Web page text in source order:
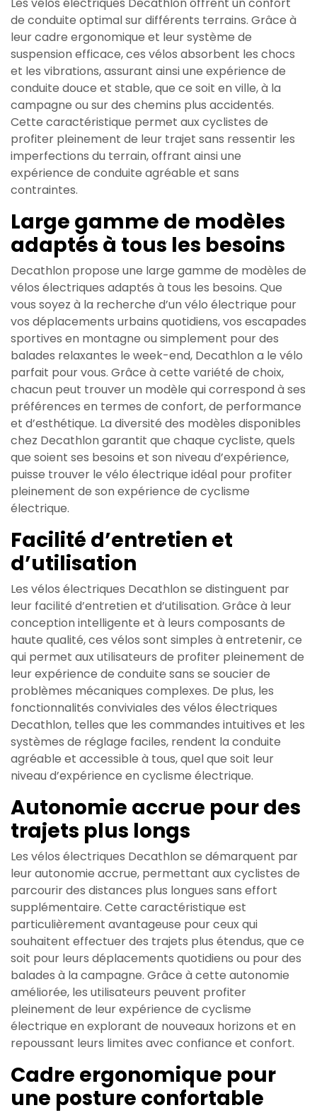
de conduite optimal sur différents terrains. Grâce à
leur cadre ergonomique et leur système de
suspension efficace, ces vélos absorbent les chocs
et les vibrations, assurant ainsi une expérience de
conduite douce et stable, que ce soit en ville, à la
campagne ou sur des chemins plus accidentés.
Cette caractéristique permet aux cyclistes de
profiter pleinement de leur trajet sans ressentir les
imperfections du terrain, offrant ainsi une
expérience de conduite agréable et sans
contraintes.
Large gamme de modèles
adaptés à tous les besoins
Decathlon propose une large gamme de modèles de
vélos électriques adaptés à tous les besoins. Que
vous soyez à la recherche d’un vélo électrique pour
vos déplacements urbains quotidiens, vos escapades
sportives en montagne ou simplement pour des
balades relaxantes le week-end, Decathlon a le vélo
parfait pour vous. Grâce à cette variété de choix,
chacun peut trouver un modèle qui correspond à ses
préférences en termes de confort, de performance
et d’esthétique. La diversité des modèles disponibles
chez Decathlon garantit que chaque cycliste, quels
que soient ses besoins et son niveau d’expérience,
puisse trouver le vélo électrique idéal pour profiter
pleinement de son expérience de cyclisme
électrique.
Facilité d’entretien et
d’utilisation
Les vélos électriques Decathlon se distinguent par
leur facilité d’entretien et d’utilisation. Grâce à leur
conception intelligente et à leurs composants de
haute qualité, ces vélos sont simples à entretenir, ce
qui permet aux utilisateurs de profiter pleinement de
leur expérience de conduite sans se soucier de
problèmes mécaniques complexes. De plus, les
fonctionnalités conviviales des vélos électriques
Decathlon, telles que les commandes intuitives et les
systèmes de réglage faciles, rendent la conduite
agréable et accessible à tous, quel que soit leur
niveau d’expérience en cyclisme électrique.
Autonomie accrue pour des
trajets plus longs
Les vélos électriques Decathlon se démarquent par
leur autonomie accrue, permettant aux cyclistes de
parcourir des distances plus longues sans effort
supplémentaire. Cette caractéristique est
particulièrement avantageuse pour ceux qui
souhaitent effectuer des trajets plus étendus, que ce
soit pour leurs déplacements quotidiens ou pour des
balades à la campagne. Grâce à cette autonomie
améliorée, les utilisateurs peuvent profiter
pleinement de leur expérience de cyclisme
électrique en explorant de nouveaux horizons et en
repoussant leurs limites avec confiance et confort.
Cadre ergonomique pour
une posture confortable